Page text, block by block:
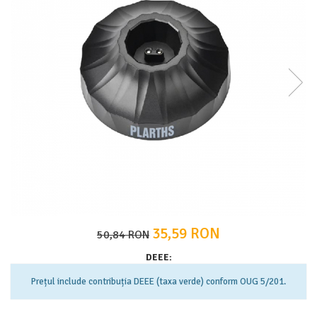
Cutite aparate de ras
50,84 RON 35,59 RON
DEEE:
Prețul include contribuția DEEE (taxa verde) conform OUG 5/201.